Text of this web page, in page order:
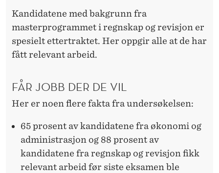
Kandidatene med bakgrunn fra
masterprogrammet i regnskap og revisjon er
spesielt ettertraktet. Her oppgir alle at de har
fått relevant arbeid.
FÅR JOBB DER DE VIL
Her er noen flere fakta fra undersøkelsen:
65 prosent av kandidatene fra økonomi og
administrasjon og 88 prosent av
kandidatene fra regnskap og revisjon fikk
relevant arbeid før siste eksamen ble